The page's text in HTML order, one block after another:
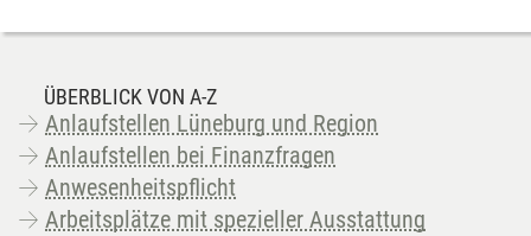
ÜBERBLICK VON A-Z
Anlaufstellen Lüneburg und Region
Anlaufstellen bei Finanzfragen
Anwesenheitspflicht
Arbeitsplätze mit spezieller Ausstattung